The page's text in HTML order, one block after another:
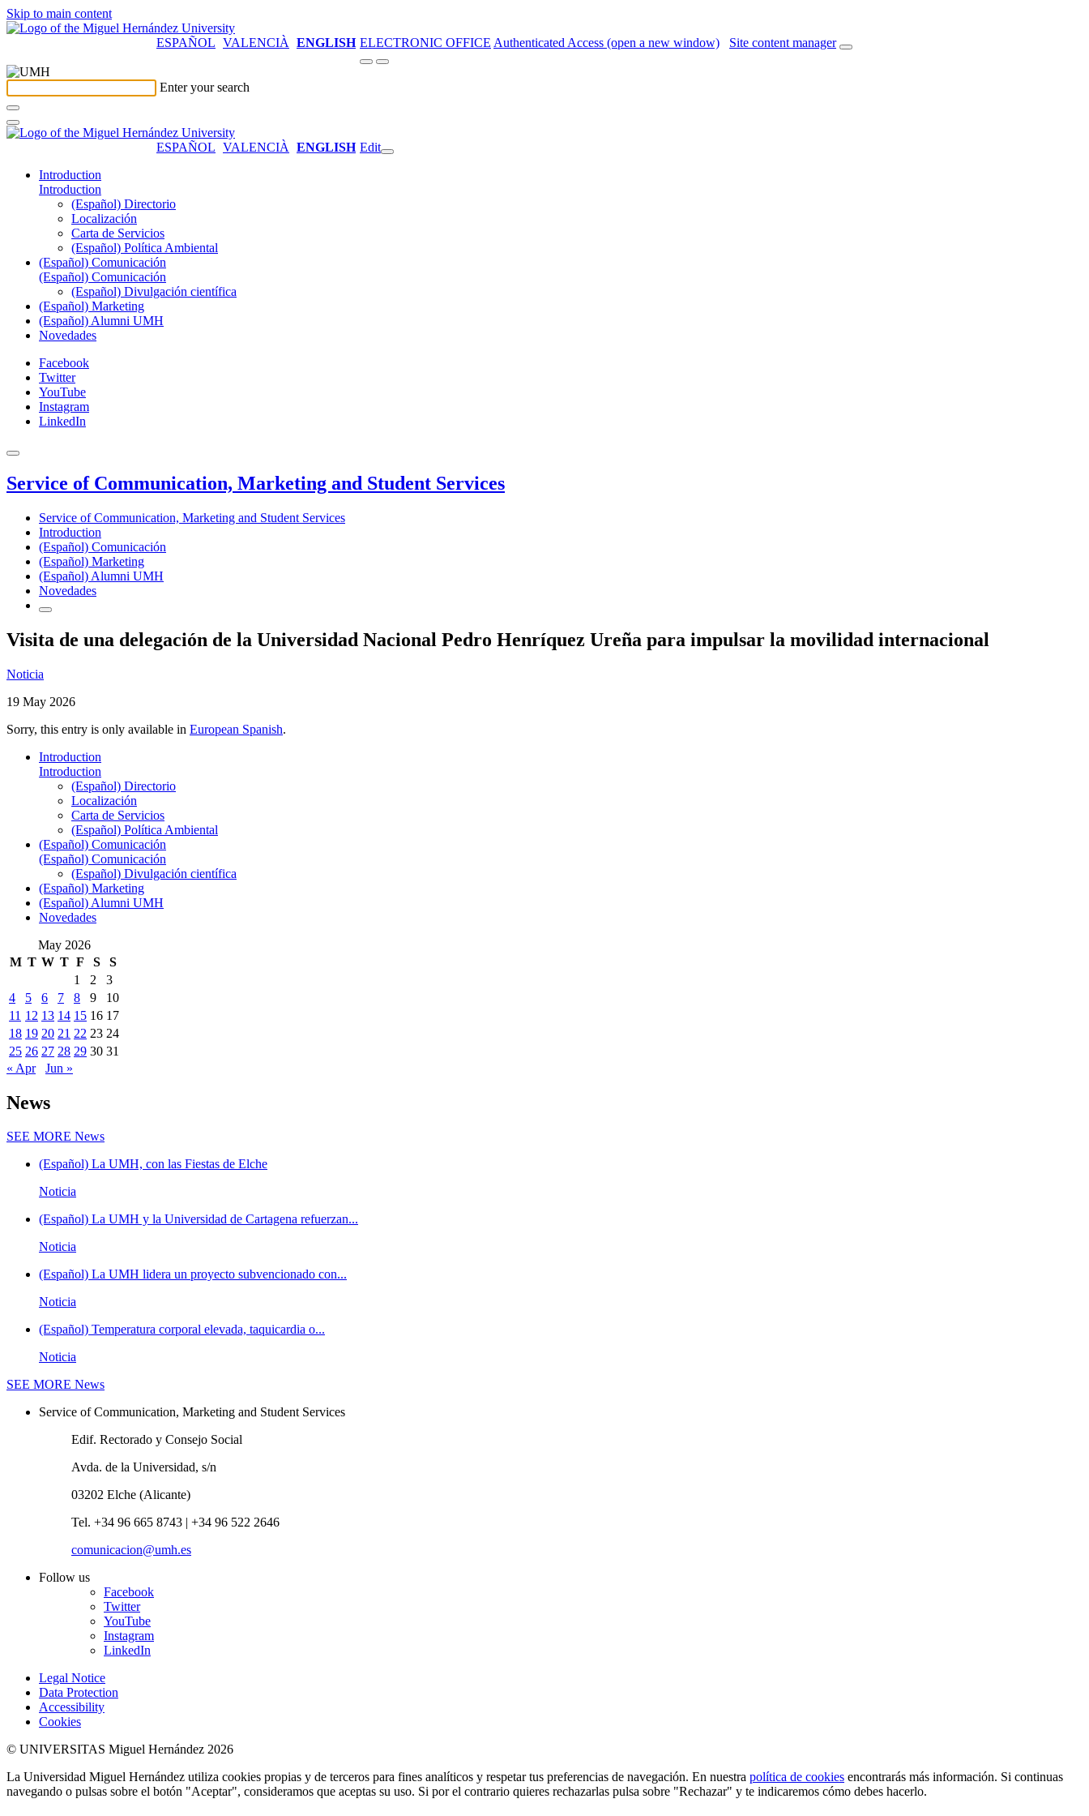
Skip to main content
ESPAÑOL VALENCIÀ ENGLISH ELECTRONIC OFFICE Authenticated Access (open a new window) Site content manager
Enter your search
ESPAÑOL VALENCIÀ ENGLISH Edit
Introduction
Introduction
(Español) Directorio
Localización
Carta de Servicios
(Español) Política Ambiental
(Español) Comunicación
(Español) Comunicación
(Español) Divulgación científica
(Español) Marketing
(Español) Alumni UMH
Novedades
Facebook
Twitter
YouTube
Instagram
LinkedIn
Service of Communication, Marketing and Student Services
Service of Communication, Marketing and Student Services
Introduction
(Español) Comunicación
(Español) Marketing
(Español) Alumni UMH
Novedades
Visita de una delegación de la Universidad Nacional Pedro Henríquez Ureña para impulsar la movilidad internacional
Noticia
19 May 2026
Sorry, this entry is only available in European Spanish.
Introduction
Introduction
(Español) Directorio
Localización
Carta de Servicios
(Español) Política Ambiental
(Español) Comunicación
(Español) Comunicación
(Español) Divulgación científica
(Español) Marketing
(Español) Alumni UMH
Novedades
May 2026
M T W T F S
S
1
2
3
4
5 6 7 8 9
10
11 12 13 14 15 16 17
18 19 20 21 22 23 24
25 26 27 28 29 30 31
« Apr
Jun »
News
SEE MORE News
(Español) La UMH, con las Fiestas de Elche
Noticia
(Español) La UMH y la Universidad de Cartagena refuerzan...
Noticia
(Español) La UMH lidera un proyecto subvencionado con...
Noticia
(Español) Temperatura corporal elevada, taquicardia o...
Noticia
SEE MORE News
Service of Communication, Marketing and Student Services
Edif. Rectorado y Consejo Social
Avda. de la Universidad, s/n
03202 Elche (Alicante)
Tel. +34 96 665 8743 | +34 96 522 2646
comunicacion@umh.es
Follow us
Facebook
Twitter
YouTube
Instagram
LinkedIn
Legal Notice
Data Protection
Accessibility
Cookies
© UNIVERSITAS Miguel Hernández 2026
La Universidad Miguel Hernández utiliza cookies propias y de terceros para fines analíticos y respetar tus preferencias de navegación. En nuestra política de cookies encontrarás más información. Si continuas
navegando o pulsas sobre el botón "Aceptar", consideramos que aceptas su uso. Si por el contrario quieres rechazarlas pulsa sobre "Rechazar" y te indicaremos cómo debes hacerlo.